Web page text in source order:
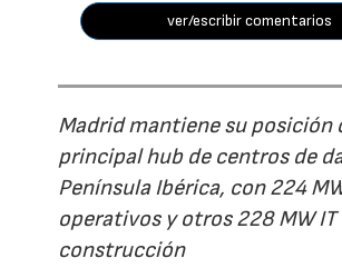
ver/escribir comentarios
Madrid mantiene su posición
principal hub de centros de
Península Ibérica, con 224
operativos y otros 228 MW IT
construcción